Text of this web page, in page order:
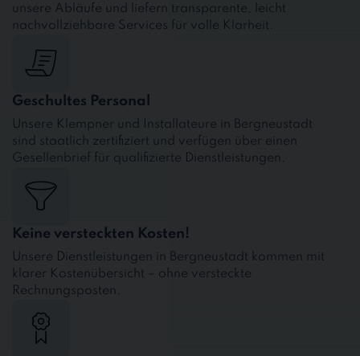
unsere Abläufe und liefern transparente, leicht
nachvollziehbare Services für volle Klarheit.
Geschultes Personal
Unsere Klempner und Installateure in Bergneustadt
sind staatlich zertifiziert und verfügen über einen
Gesellenbrief für qualifizierte Dienstleistungen.
Keine versteckten Kosten!
Unsere Dienstleistungen in Bergneustadt kommen mit
klarer Kostenübersicht – ohne versteckte
Rechnungsposten.